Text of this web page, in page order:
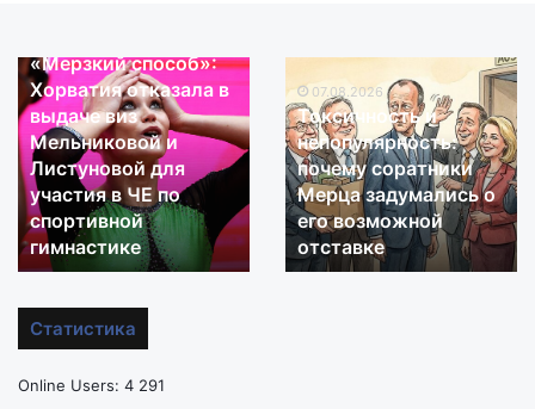
«Чудовищное
преступление»:
экс-
футболист
сборной
Уганды
скончался
в
27
после
07.08.2026
«Чудовищное
преступление»: экс-
футболист сборной
Уганды скончался в
27 лет после
нападения
неизвестных
за
всех:
второе
золото
Тернового
на
вышке
порадовало,
Один за всех: второе
золото Тернового на
вышке порадовало,
но не отменило
проблем сборной
России по прыжкам в
воду
Статистика
Online Users: 4 291